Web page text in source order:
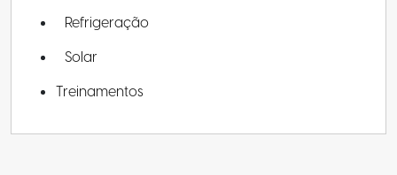
Refrigeração
Solar
Treinamentos